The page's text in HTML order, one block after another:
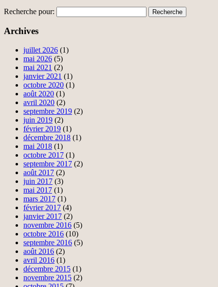
Recherche pour:
Archives
juillet 2026 (1)
mai 2026 (5)
mai 2021 (2)
janvier 2021 (1)
octobre 2020 (1)
août 2020 (1)
avril 2020 (2)
septembre 2019 (2)
juin 2019 (2)
février 2019 (1)
décembre 2018 (1)
mai 2018 (1)
octobre 2017 (1)
septembre 2017 (2)
août 2017 (2)
juin 2017 (3)
mai 2017 (1)
mars 2017 (1)
février 2017 (4)
janvier 2017 (2)
novembre 2016 (5)
octobre 2016 (10)
septembre 2016 (5)
août 2016 (2)
avril 2016 (1)
décembre 2015 (1)
novembre 2015 (2)